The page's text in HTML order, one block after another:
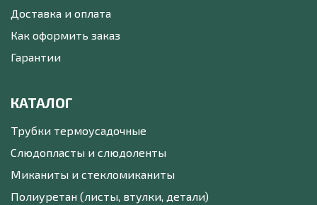
Доставка и оплата
Как оформить заказ
Гарантии
КАТАЛОГ
Трубки термоусадочные
Слюдопласты и слюдоленты
Миканиты и стекломиканиты
Полиуретан (листы, втулки, детали)